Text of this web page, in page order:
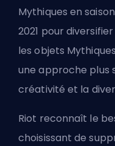
Mythiques en
2021 pour
les objets
une approche plus
créativité et la
Riot reconnaît le
choisissant de